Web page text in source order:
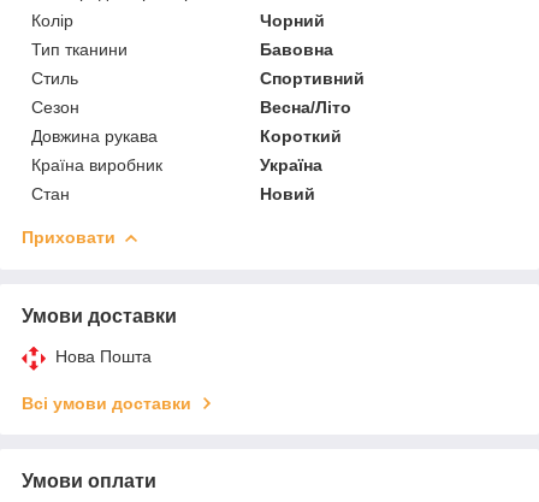
Колір
Чорний
Тип тканини
Бавовна
Стиль
Спортивний
Сезон
Весна/Літо
Довжина рукава
Короткий
Країна виробник
Україна
Стан
Новий
Приховати
Умови доставки
Нова Пошта
Всі умови доставки
Умови оплати